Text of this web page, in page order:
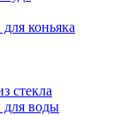
коньяка
стекла
для воды